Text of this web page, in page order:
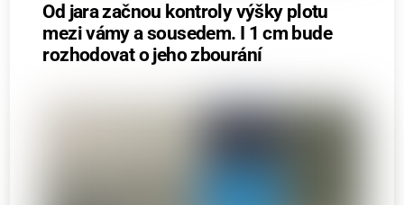
Od jara začnou kontroly výšky plotu
mezi vámy a sousedem. I 1 cm bude
rozhodovat o jeho zbourání